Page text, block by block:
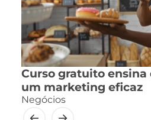
Curso gratuito ensina
um marketing eficaz
Negócios